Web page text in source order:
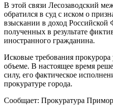
В этой связи Лесозаводский
обратился в суд с иском о
взыскании в доход
полученных в результате
иностранного гражданина.
Исковые требования
объеме. В настоящее время
силу, его фактическое
прокуратуре города.
Сообщает: Прокуратура